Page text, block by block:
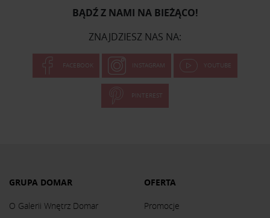
BĄDŹ Z NAMI NA BIEŻĄCO!
ZNAJDZIESZ NAS NA:
FACEBOOK INSTAGRAM YOUTUBE
PINTEREST
GRUPA DOMAR
O Galerii Wnętrz Domar
OFERTA
Promocje